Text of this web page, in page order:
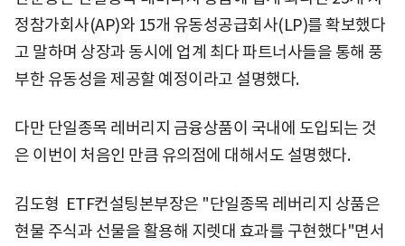
정참가회사(AP)와 15개 유동성공급회사(LP)를 확보했다
고 말하며 상장과 동시에 업계 최다 파트너사들을 통해 풍
부한 유동성을 제공할 예정이라고 설명했다.
다만 단일종목 레버리지 금융상품이 국내에 도입되는 것
은 이번이 처음인 만큼 유의점에 대해서도 설명했다.
김도형 ETF컨설팅본부장은 "단일종목 레버리지 상품은
현물 주식과 선물을 활용해 지렛대 효과를 구현했다"면서